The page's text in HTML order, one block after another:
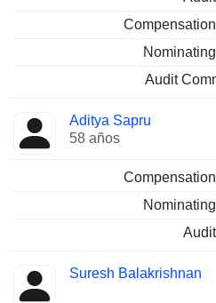
Audit
Aditya Sapru
58 años
Suresh Balakrishnan